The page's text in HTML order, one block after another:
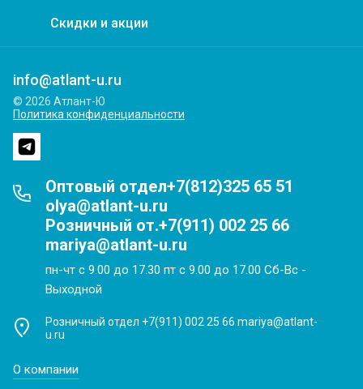
Скидки и акции
info@atlant-u.ru
© 2026 Атлант-Ю
Политика конфиденциальности
Оптовый отдел+7(812)325 65 51
olya@atlant-u.ru
Розничный от.+7(911) 002 25 66
mariya@atlant-u.ru
пн-чт с 9.00 до 17.30 пт с 9.00 до 17.00 Сб-Вс -
Выходной
Розничный отдел +7(911) 002 25 66 mariya@atlant-
u.ru
О компании